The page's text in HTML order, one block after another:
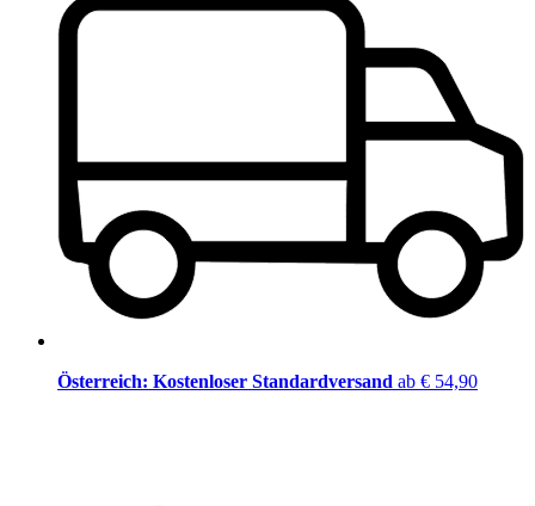
Österreich: Kostenloser Standardversand ab € 54,90